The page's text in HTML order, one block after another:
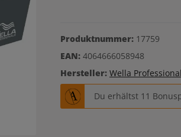
Produktnummer: 17759
EAN: 4064666058948
Hersteller: Wella
Du erhältst 11